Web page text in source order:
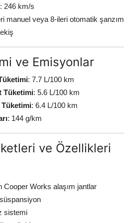
: 246 km/s
manuel veya 8-ileri otomatik
ve Emisyonlar
: 7.7 L/100 km
Tüketimi: 5.6 L/100 km
Tüketimi: 6.4 L/100 km
: 144 g/km
ve Özellikleri
Cooper Works alaşım jantlar
sistemi